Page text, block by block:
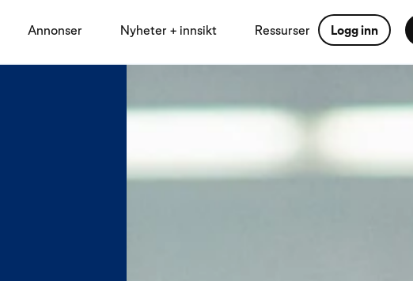
Annonser Nyheter + innsikt Ressurser Logg inn